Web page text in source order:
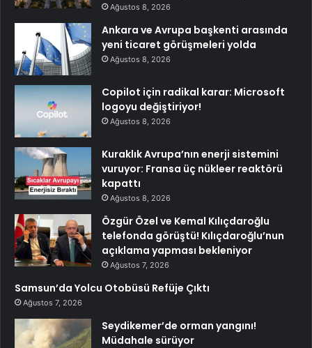
Ağustos 8, 2026
Ankara ve Avrupa başkenti arasında
yeni ticaret görüşmeleri yolda
Ağustos 8, 2026
Copilot için radikal karar: Microsoft
logoyu değiştiriyor!
Ağustos 8, 2026
Kuraklık Avrupa’nın enerji sistemini
vuruyor: Fransa üç nükleer reaktörü
kapattı
Ağustos 8, 2026
Özgür Özel ve Kemal Kılıçdaroğlu
telefonda görüştü! Kılıçdaroğlu’nun
açıklama yapması bekleniyor
Ağustos 7, 2026
Samsun’da Yolcu Otobüsü Refüje Çıktı
Ağustos 7, 2026
Seydikemer’de orman yangını!
Müdahale sürüyor